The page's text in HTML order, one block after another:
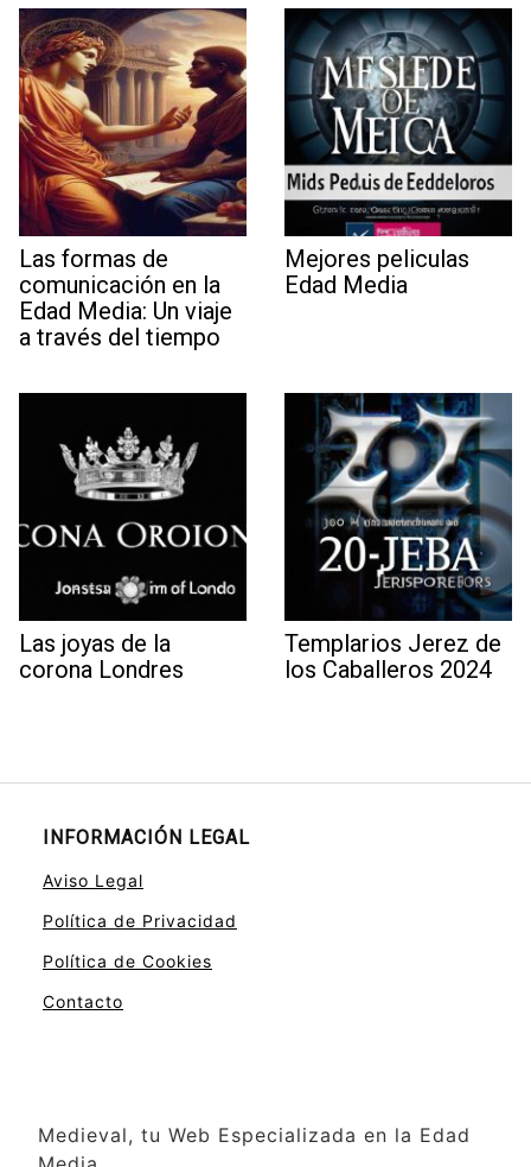
Las formas de
comunicación en la
Edad Media: Un viaje
a través del tiempo
Mejores peliculas
Edad Media
Las joyas de la
corona Londres
Templarios Jerez de
los Caballeros 2024
INFORMACIÓN LEGAL
Aviso Legal
Política de Privacidad
Política de Cookies
Contacto
Medieval, tu Web Especializada en la Edad